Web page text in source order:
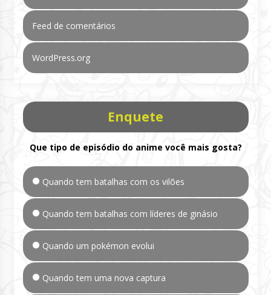
Feed de comentários
WordPress.org
Enquete
Que tipo de episódio do anime você mais gosta?
Quando tem batalhas com os vilões
Quando tem batalhas com líderes de ginásio
Quando um pokémon evolui
Quando tem uma nova captura